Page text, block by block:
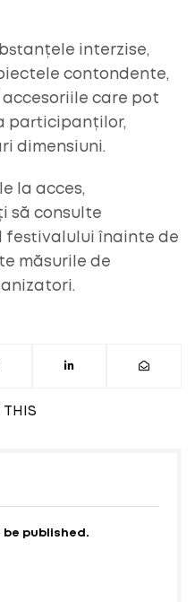
THIS
interzise,
contondente,
care pot
participanților,
dimensiuni.
la acces,
să consulte
festivalului înainte de
măsurile de
be published.